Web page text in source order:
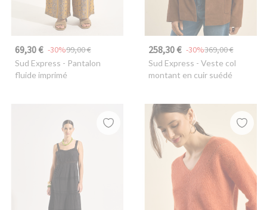
69,30 € 99,00 €
-30%
Sud Express - Pantalon
fluide imprimé
258,30 € 369,00 €
-30%
Sud Express - Veste col
montant en cuir suédé